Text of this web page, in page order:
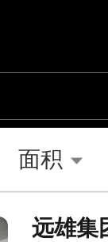
面积
远雄集